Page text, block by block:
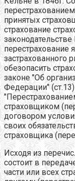
принятых
страхование
перестрахование
застрахованного
обезопасить
законе "Об
Федерации"
страховщиком
договором
своих
страховщика
Исходя из
состоит в
части или всех